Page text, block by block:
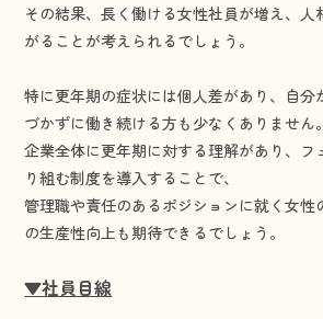
その結果、長く働ける女性社員が増え、人
がることが考えられるでしょう。
特に更年期の症状には個人差があり、自分
づかずに働き続ける方も少なくありません。
企業全体に更年期に対する理解があり、フ
り組む制度を導入することで、
管理職や責任のあるポジションに就く女性
の生産性向上も期待できるでしょう。
▼社員目線